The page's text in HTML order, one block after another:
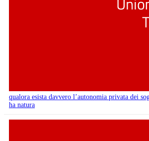
qualora esista davvero l’autonomia privata dei
ha natura